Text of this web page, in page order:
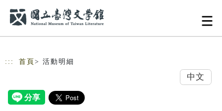
::: 首頁 > 活動明細
中文